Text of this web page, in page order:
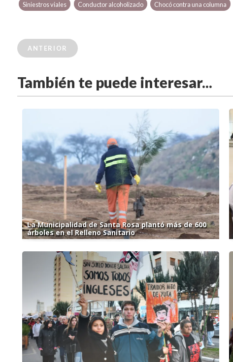
Siniestros viales Conductor alcoholizado Chocó contra una columna
ANTERIOR
También te puede interesar...
La Municipalidad de Santa Rosa plantó más de 600
árboles en el Relleno Sanitario